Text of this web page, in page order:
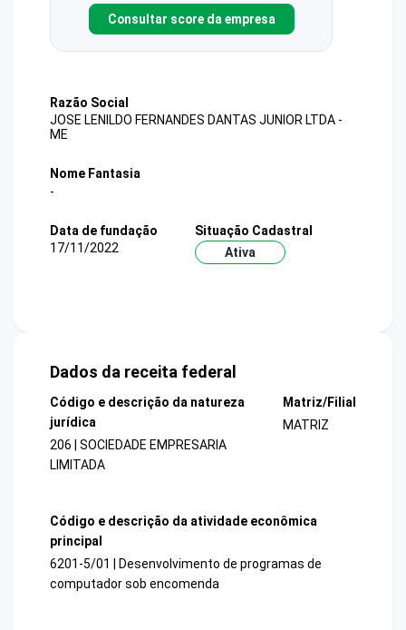
Consultar score da empresa
Razão Social
JOSE LENILDO FERNANDES DANTAS JUNIOR LTDA -
ME
Nome Fantasia
-
Data de fundação
17/11/2022
Situação Cadastral
Ativa
Dados da receita federal
Código e descrição da natureza
jurídica
206 | SOCIEDADE EMPRESARIA
LIMITADA
Matriz/Filial
MATRIZ
Código e descrição da atividade econômica
principal
6201-5/01 | Desenvolvimento de programas de
computador sob encomenda